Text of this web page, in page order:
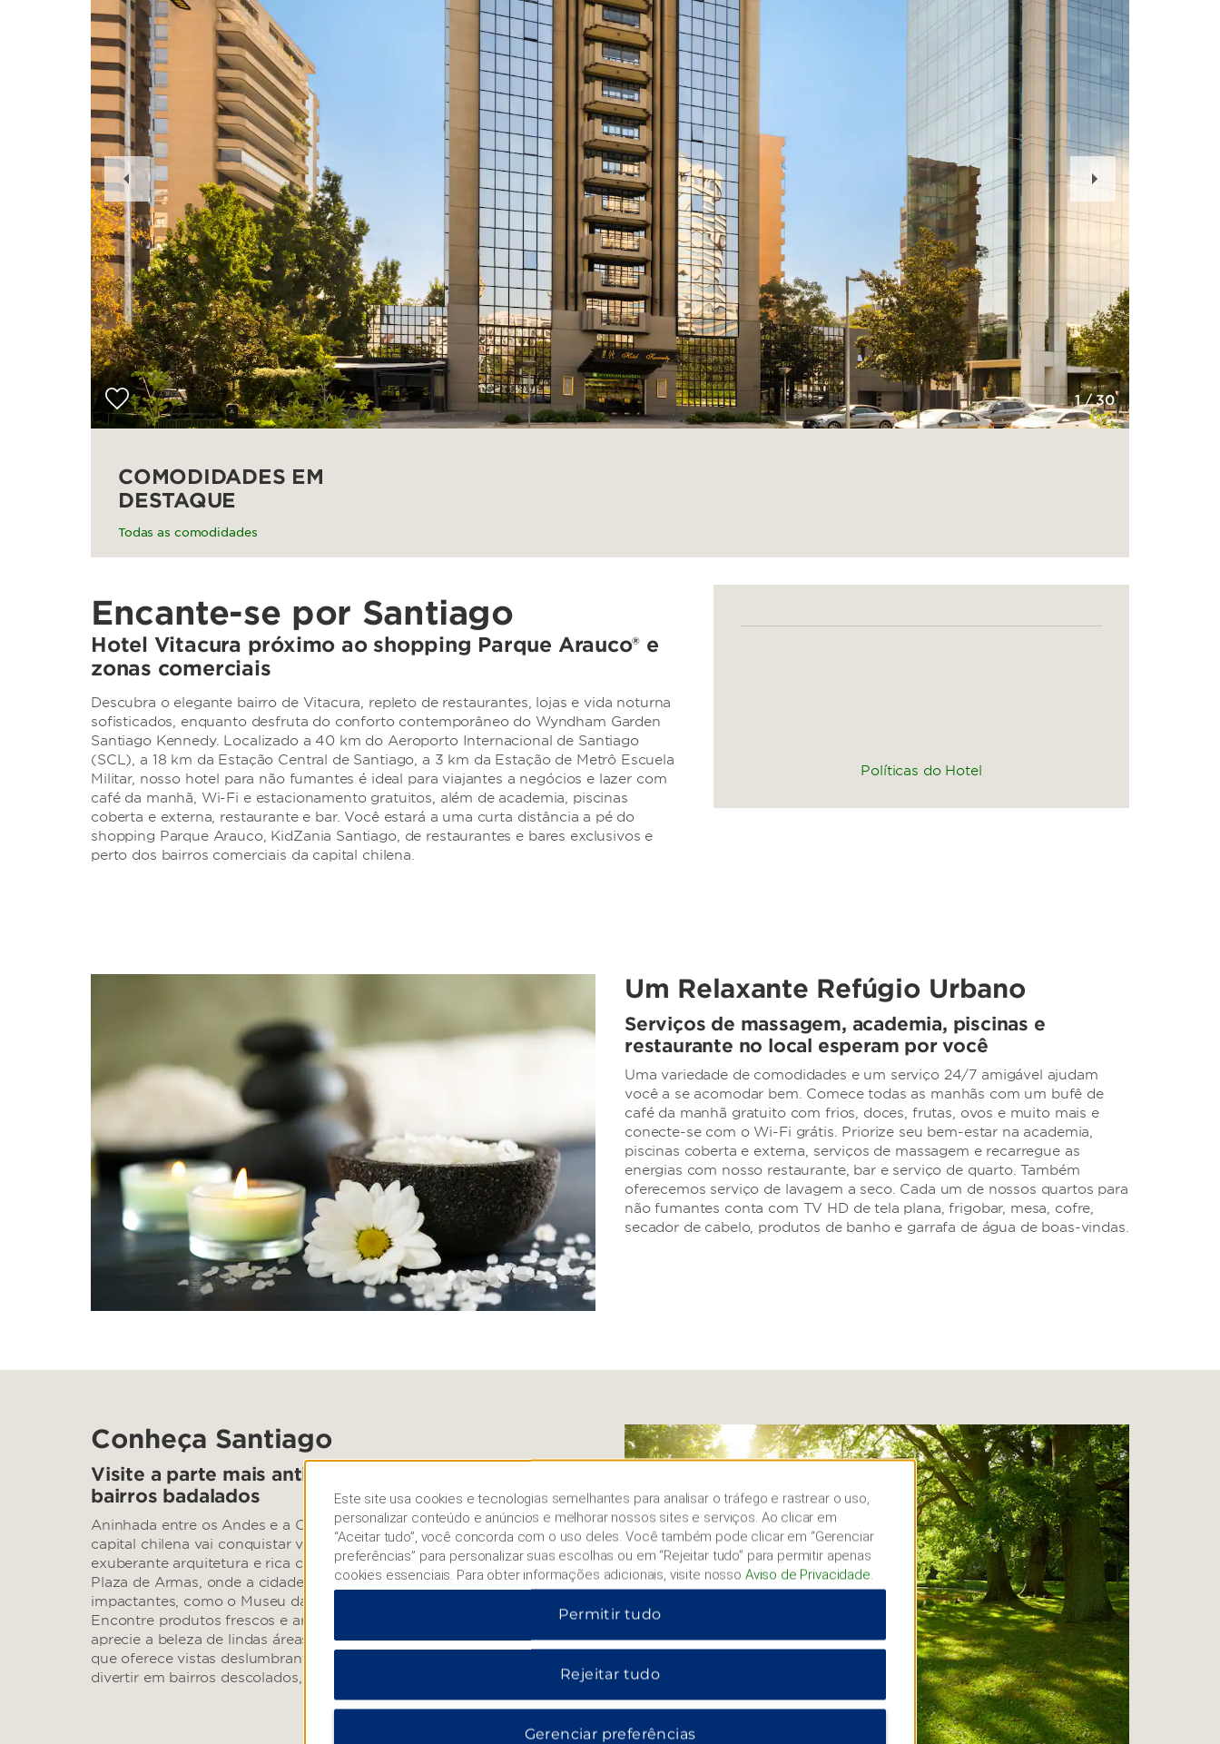
1/30
Previous
Slide
Next
Slide
COMODIDADES EM
DESTAQUE
Todas as comodidades
Políticas do Hotel
Encante-se por Santiago
Hotel Vitacura próximo ao shopping Parque Arauco® e
zonas comerciais
Descubra o elegante bairro de Vitacura, repleto de restaurantes, lojas e vida noturna
sofisticados, enquanto desfruta do conforto contemporâneo do Wyndham Garden
Santiago Kennedy. Localizado a 40 km do Aeroporto Internacional de Santiago
(SCL), a 18 km da Estação Central de Santiago, a 3 km da Estação de Metrô Escuela
Militar, nosso hotel para não fumantes é ideal para viajantes a negócios e lazer com
café da manhã, Wi-Fi e estacionamento gratuitos, além de academia, piscinas
coberta e externa, restaurante e bar. Você estará a uma curta distância a pé do
shopping Parque Arauco, KidZania Santiago, de restaurantes e bares exclusivos e
perto dos bairros comerciais da capital chilena.
Um Relaxante Refúgio Urbano
Serviços de massagem, academia, piscinas e
restaurante no local esperam por você
Uma variedade de comodidades e um serviço 24/7 amigável ajudam
você a se acomodar bem. Comece todas as manhãs com um bufê de
café da manhã gratuito com frios, doces, frutas, ovos e muito mais e
conecte-se com o Wi-Fi grátis. Priorize seu bem-estar na academia,
piscinas coberta e externa, serviços de massagem e recarregue as
energias com nosso restaurante, bar e serviço de quarto. Também
oferecemos serviço de lavagem a seco. Cada um de nossos quartos para
não fumantes conta com TV HD de tela plana, frigobar, mesa, cofre,
secador de cabelo, produtos de banho e garrafa de água de boas-vindas.
Conheça Santiago
Visite a parte mais antiga da cidade, museus e
bairros badalados
Aninhada entre os Andes e a Cordilheira da Costa chilena, a cosmopolita
capital chilena vai conquistar você com sua fantástica gastronomia,
exuberante arquitetura e rica cultura. Admire os edifícios históricos da
Plaza de Armas, onde a cidade foi fundada em 1541, e visite museus
impactantes, como o Museu da Memória e dos Direitos Humanos.
Encontre produtos frescos e artesanatos locais no Mercado Central ou
aprecie a beleza de lindas áreas verdes, como o Monte San Cristobal,
que oferece vistas deslumbrantes da cidade. Você também pode se
divertir em bairros descolados, como Lastarria, Brasil e Bellavista.
Este site usa cookies e tecnologias semelhantes para analisar o tráfego e rastrear o uso,
personalizar conteúdo e anúncios e melhorar nossos sites e serviços. Ao clicar em
“Aceitar tudo”, você concorda com o uso deles. Você também pode clicar em “Gerenciar
preferências” para personalizar suas escolhas ou em “Rejeitar tudo” para permitir apenas
cookies essenciais. Para obter informações adicionais, visite nosso Aviso de Privacidade.
Permitir tudo
Rejeitar tudo
Gerenciar preferências